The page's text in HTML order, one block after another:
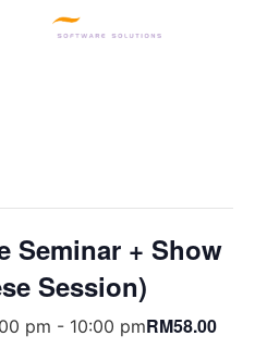
Seminar + Show
Session)
pm - 10:00 pmRM58.00